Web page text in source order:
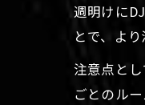
週明けに
とで、よ
注意点と
ごとのル